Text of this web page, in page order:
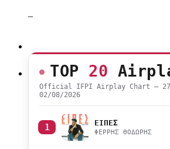
–
TOP 20
Official IFPI Airplay Chart —
02/08/2026
1 ΕΙΠΕΣ
ΦΕΡΡΗΣ ΘΟΔΩΡΗΣ